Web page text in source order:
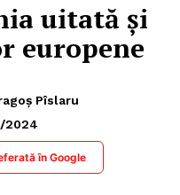
uitată și
europene
Pîslaru
2024
în Google